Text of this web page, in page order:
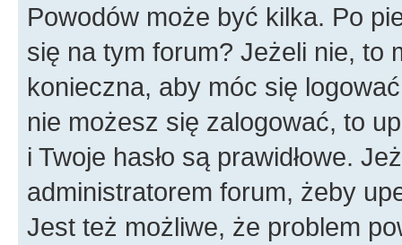
Powodów może być kilka. Po
się na tym forum? Jeżeli nie, to
konieczna, aby móc się
nie możesz się zalogować, to
i Twoje hasło są prawidłowe.
administratorem forum, żeby
Jest też możliwe, że problem